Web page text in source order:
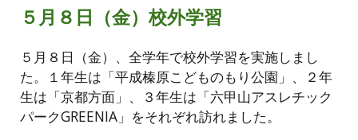
５月８日（金）校外学習
５月８日（金）、全学年で校外学習を実施しまし
た。１年生は「平成榛原こどものもり公園」、２年
生は「京都方面」、３年生は「六甲山アスレチック
パークGREENIA」をそれぞれ訪れました。